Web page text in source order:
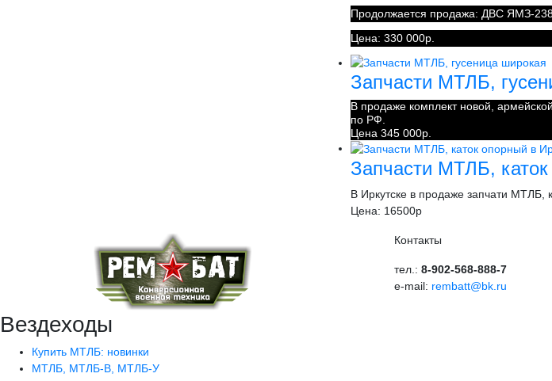
Продолжается продажа: ДВС ЯМЗ-238
Цена: 330 000р.
Запчасти МТЛБ,
В продаже комплект новой,
по РФ.
Цена 345 000р.
Запчасти МТЛБ,
В Иркутске в продаже запчати
Цена: 16500р
Контакты
тел.: 8-902-568-888-7
e-mail: rembatt@bk.ru
Вездеходы
Купить МТЛБ: новинки
МТЛБ, МТЛБ-В, МТЛБ-У